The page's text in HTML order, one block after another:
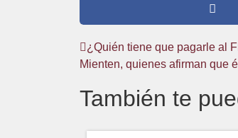
¿Quién tiene que pagarle al
Mienten, quienes afirman que
También te